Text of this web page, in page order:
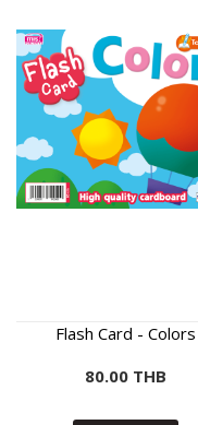
Flash Card - Colors
80.00 THB